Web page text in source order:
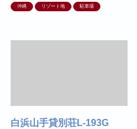
沖縄 リゾート地 駐車場
白浜山手貸別荘L-193G